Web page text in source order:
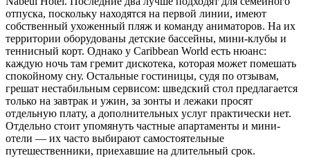
отпуска, поскольку находятся на первой линии, имеют
собственный ухоженный пляж и команду аниматоров. На их
территории оборудованы детские бассейны, мини-клубы и
теннисный корт. Однако у Caribbean World есть нюанс:
каждую ночь там гремит дискотека, которая может помешать
спокойному сну. Остальные гостиницы, судя по отзывам,
грешат нестабильным сервисом: шведский стол предлагается
только на завтрак и ужин, за зонты и лежаки просят
отдельную плату, а дополнительных услуг практически нет.
Отдельно стоит упомянуть частные апартаменты и мини-
отели — их часто выбирают самостоятельные
путешественники, приехавшие на длительный срок.